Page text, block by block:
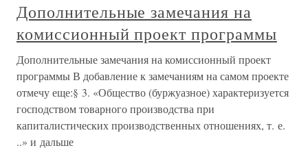
Дополнительные замечания на
комиссионный проект программы
Дополнительные замечания на комиссионный проект
программы В добавление к замечаниям на самом проекте
отмечу еще:§ 3. «Общество (буржуазное) характеризуется
господством товарного производства при
капиталистических производственных отношениях, т. е.
..» и дальше